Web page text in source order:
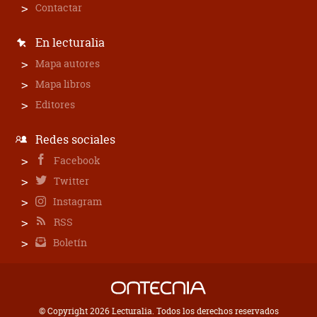
Contactar
En lecturalia
Mapa autores
Mapa libros
Editores
Redes sociales
Facebook
Twitter
Instagram
RSS
Boletín
© Copyright 2026 Lecturalia. Todos los derechos reservados